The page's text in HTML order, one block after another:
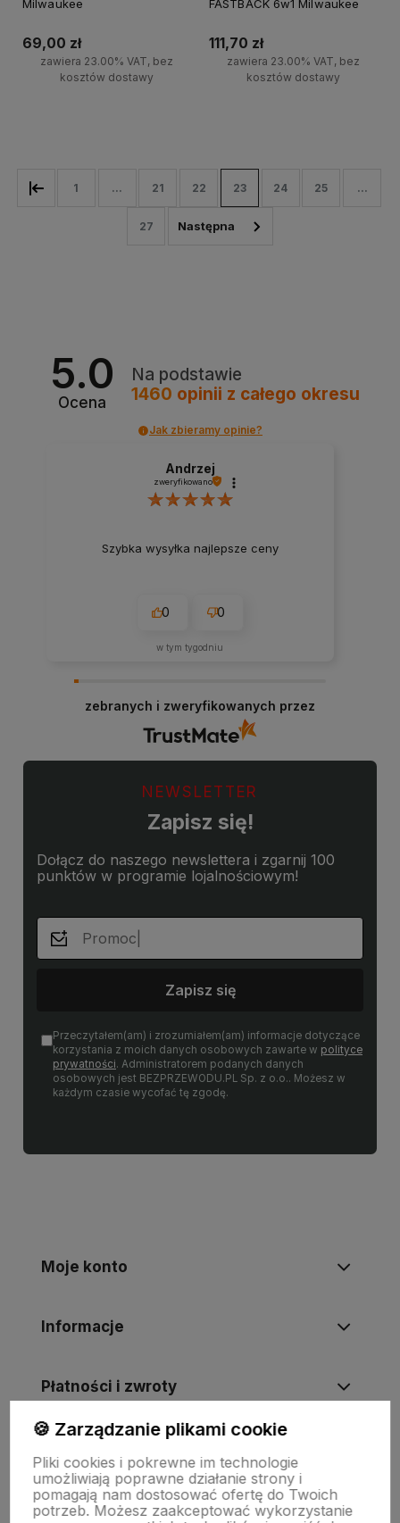
Milwaukee
69,00 zł
zawiera 23.00% VAT, bez
kosztów dostawy
FASTBACK 6w1 Milwaukee
111,70 zł
zawiera 23.00% VAT, bez
kosztów dostawy
1 ... 21 22 23 24 25 ...
27
5.0
Ocena
Na podstawie
1460 opinii z całego okresu
Jak zbieramy opinie?
Andrzej
zweryfikowano
Szybka wysyłka najlepsze ceny
0 0
w tym tygodniu
zebranych i zweryfikowanych przez
NEWSLETTER
Zapisz się!
Dołącz do naszego newslettera i zgarnij 100
punktów w programie lojalnościowym!
Zapisz się
Przeczytałem(am) i zrozumiałem(am) informacje dotyczące
korzystania z moich danych osobowych zawarte w polityce
prywatności. Administratorem podanych danych
osobowych jest BEZPRZEWODU.PL Sp. z o.o.. Możesz w
każdym czasie wycofać tę zgodę.
Moje konto
Informacje
Płatności i zwroty
Wsparcie
O nas
🍪 Zarządzanie plikami cookie
Pliki cookies i pokrewne im technologie
umożliwiają poprawne działanie strony i
pomagają nam dostosować ofertę do Twoich
potrzeb. Możesz zaakceptować wykorzystanie